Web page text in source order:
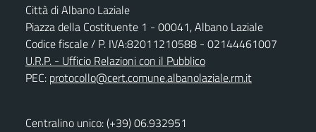
Città di Albano Laziale
Piazza della Costituente 1 - 00041, Albano Laziale
Codice fiscale / P. IVA:82011210588 - 02144461007
U.R.P. - Ufficio Relazioni con il Pubblico
PEC: protocollo@cert.comune.albanolaziale.rm.it
Centralino unico: (+39) 06.932951